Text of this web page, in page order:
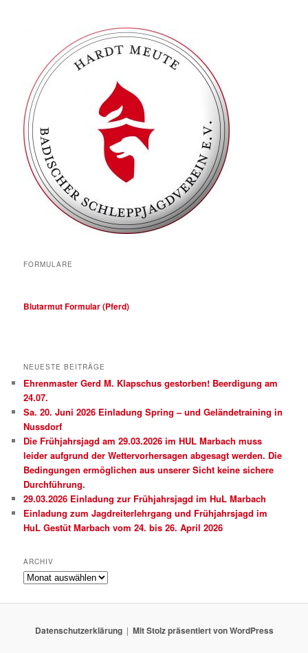
FORMULARE
Blutarmut Formular (Pferd)
NEUESTE BEITRÄGE
Ehrenmaster Gerd M. Klapschus gestorben! Beerdigung am
24.07.
Sa. 20. Juni 2026 Einladung Spring – und Geländetraining in
Nussdorf
Die Frühjahrsjagd am 29.03.2026 im HUL Marbach muss
leider aufgrund der Wettervorhersagen abgesagt werden. Die
Bedingungen ermöglichen aus unserer Sicht keine sichere
Durchführung.
29.03.2026 Einladung zur Frühjahrsjagd im HuL Marbach
Einladung zum Jagdreiterlehrgang und Frühjahrsjagd im
HuL Gestüt Marbach vom 24. bis 26. April 2026
ARCHIV
Archiv
Datenschutzerklärung Mit Stolz präsentiert von WordPress